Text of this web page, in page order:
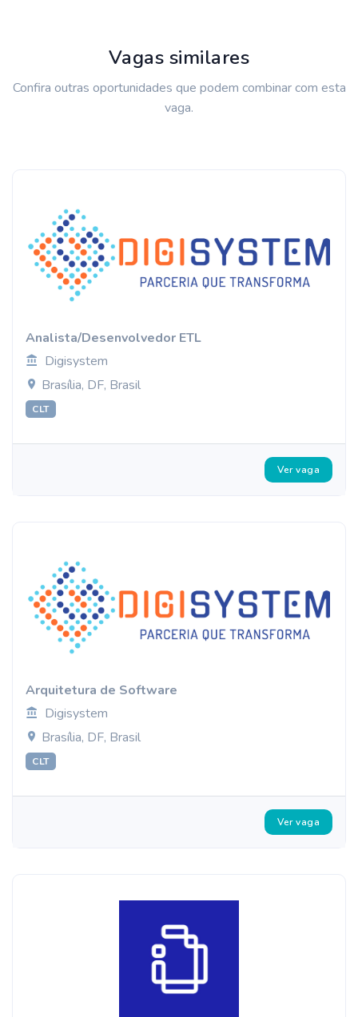
Vagas similares
Confira outras oportunidades que podem combinar com esta
vaga.
Analista/Desenvolvedor ETL
Digisystem
Brasília, DF, Brasil
CLT
Ver vaga
Arquitetura de Software
Digisystem
Brasília, DF, Brasil
CLT
Ver vaga